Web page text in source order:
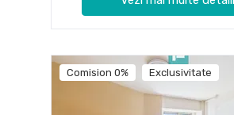
Comision 0% Exclusivitate